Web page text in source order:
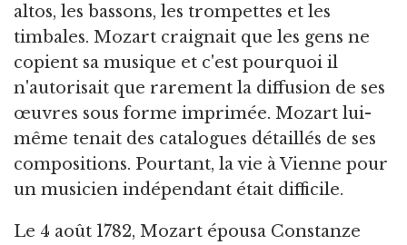
altos, les bassons, les trompettes et les
timbales. Mozart craignait que les gens ne
copient sa musique et c'est pourquoi il
n'autorisait que rarement la diffusion de ses
œuvres sous forme imprimée. Mozart lui-
même tenait des catalogues détaillés de ses
compositions. Pourtant, la vie à Vienne pour
un musicien indépendant était difficile.
Le 4 août 1782, Mozart épousa Constanze